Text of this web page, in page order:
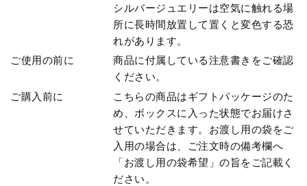
シルバージュエリーは空気に触れる場
所に長時間放置して置くと変色する恐
れがあります。
ご使用の前に
商品に付属している注意書きをご確認
ください。
ご購入前に
こちらの商品はギフトパッケージのた
め、ボックスに入った状態でお届けさ
せていただきます。お渡し用の袋をご
入用の場合は、ご注文時の備考欄へ
「お渡し用の袋希望」の旨をご記載く
ださい。